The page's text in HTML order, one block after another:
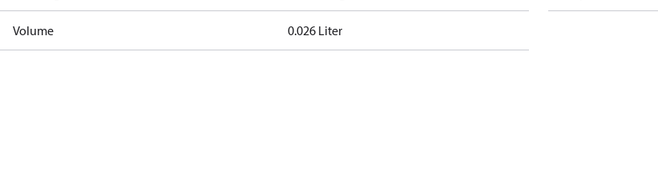
Volume 0.026 Liter